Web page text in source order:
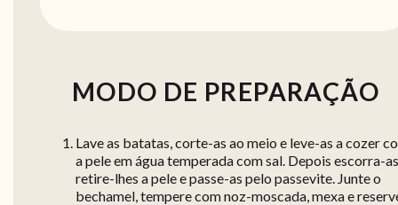
MODO DE PREPARAÇÃO
Lave as batatas, corte-as ao meio e leve-as a cozer
a pele em água temperada com sal. Depois escorra-
retire-lhes a pele e passe-as pelo passevite. Junte o
bechamel, tempere com noz-moscada, mexa e